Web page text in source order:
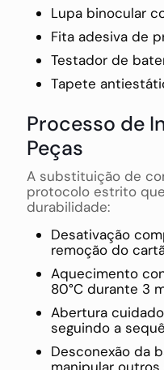
Lupa binocular
Fita adesiva de
Testador de
Tapete
Processo de
Peças
A substituição de
protocolo estrito
durabilidade:
Desativação
remoção do
Aquecimento
80°C durante 3
Abertura
seguindo a
Desconexão da